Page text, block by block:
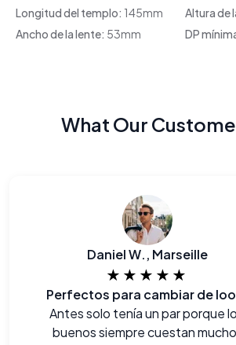
Longitud del templo: 145mm Altura de
Ancho de la lente: 53mm DP
What Our
Daniel W., Marseille
★★★★★
Perfectos para cambiar de
Antes solo tenía un par porque
buenos siempre cuestan